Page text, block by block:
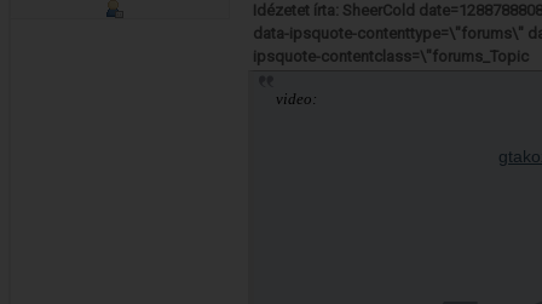
Idézetet írta: SheerCold
data-ipsquote-contenttype=\"forums\"
ipsquote-contentclass=\"forums_Topic
video: